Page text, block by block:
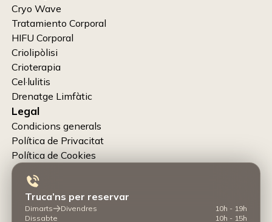
Cryo Wave
Tratamiento Corporal
HIFU Corporal
Criolipòlisi
Crioterapia
Cel·lulitis
Drenatge Limfàtic
Legal
Condicions generals
Política de Privacitat
Política de Cookies
Truca’ns per reservar
10h - 19h
Dimarts
Divendres
10h - 15h
Dissabte